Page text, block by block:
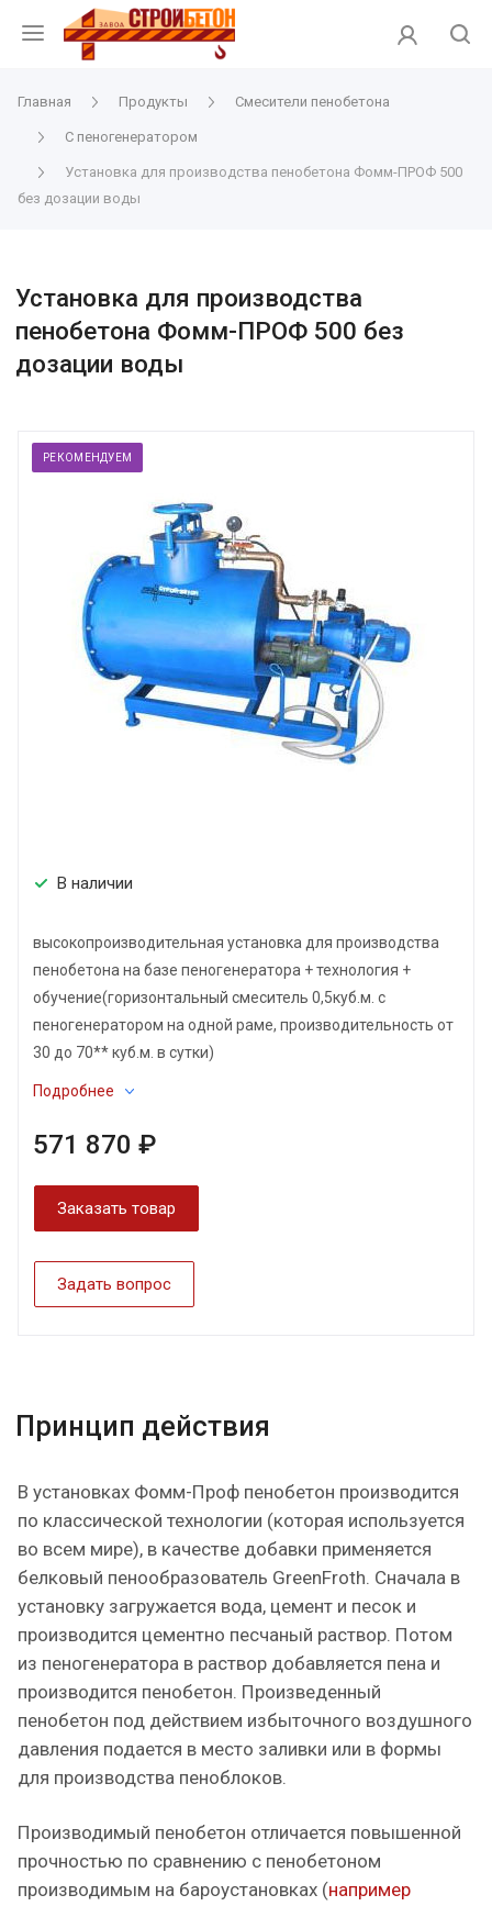
Главная Продукты Смесители пенобетона
С пеногенератором
Установка для производства пенобетона Фомм-ПРОФ 500
без дозации воды
Установка для производства
пенобетона Фомм-ПРОФ 500 без
дозации воды
В наличии
высокопроизводительная установка для производства
пенобетона на базе пеногенератора + технология +
обучение(горизонтальный смеситель 0,5куб.м. с
пеногенератором на одной раме, производительность от
30 до 70** куб.м. в сутки)
Подробнее
571 870 ₽
Заказать товар
Задать вопрос
РЕКОМЕНДУЕМ
Принцип действия
В установках Фомм-Проф пенобетон производится
по классической технологии (которая используется
во всем мире), в качестве добавки применяется
белковый пенообразователь GreenFroth. Сначала в
установку загружается вода, цемент и песок и
производится цементно песчаный раствор. Потом
из пеногенератора в раствор добавляется пена и
производится пенобетон. Произведенный
пенобетон под действием избыточного воздушного
давления подается в место заливки или в формы
для производства пеноблоков.
Производимый пенобетон отличается повышенной
прочностью по сравнению с пенобетоном
производимым на бароустановках (например